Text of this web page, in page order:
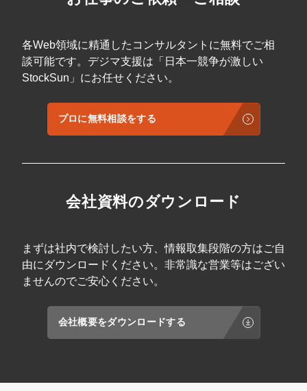
各Web領域に精通したコンサルタントに無料でご相
談可能です。デジマ支援は「日本一競争が激しい
StockSun」にお任せください。
プロに無料相談をする
会社資料のダウンロード
まずは社内で検討したい方、情報取集段階の方はご自
由にダウンロードください。非常識な営業等はござい
ませんのでご安心ください。
会社概要をダウンロードする